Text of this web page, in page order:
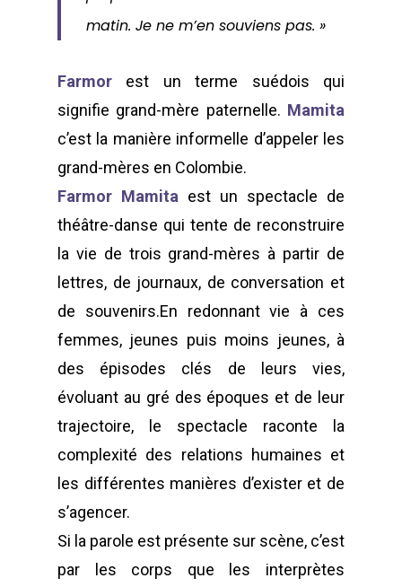
matin. Je ne m’en souviens pas. »
Farmor est un terme suédois qui
signifie grand-mère paternelle. Mamita
c’est la manière informelle d’appeler les
grand-mères en Colombie.
Farmor Mamita est un spectacle de
théâtre-danse qui tente de reconstruire
la vie de trois grand-mères à partir de
lettres, de journaux, de conversation et
de souvenirs.En redonnant vie à ces
femmes, jeunes puis moins jeunes, à
des épisodes clés de leurs vies,
évoluant au gré des époques et de leur
trajectoire, le spectacle raconte la
complexité des relations humaines et
les différentes manières d’exister et de
s’agencer.
Si la parole est présente sur scène, c’est
par les corps que les interprètes